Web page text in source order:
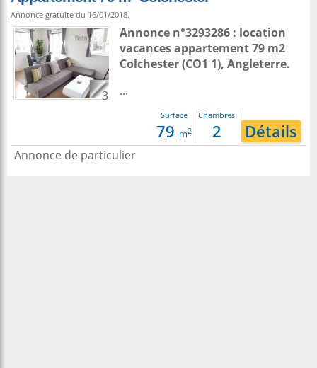
Annonce gratuite du 16/01/2018.
3
Annonce n°3293286 : location
vacances appartement 79 m2
Colchester(CO1 1), Angleterre.
...
Surface
79 m2
Chambres
2 Détails
Annonce de particulier